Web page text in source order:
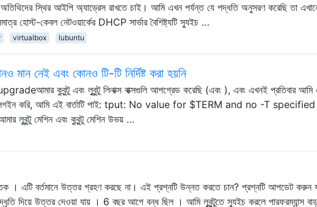
স্থির আইপি অ্যাড্রেস রাখতে চাই। আমি এখন পর্যন্ত যে পদ্ধতি অনুসরণ করেছি তা
হোস্ট-কেবল নেটওয়ার্কের DHCP সার্ভার বৈশিষ্ট্যটি স্যুইচ …
virtualbox lubuntu
নেই এবং কোনও টি-টি নির্দিষ্ট করা হয়নি
কুবুন্টু এবং লুবুন্টু লিনাক্স বাক্সগুলি আপগ্রেড করেছি (এবং ), এবং এখনই প্রতিবার আমি
লগইন করি, আমি এই বার্তাটি পাই: tput: No value for $TERM and no -T specified
আমার লুবুন্টু মেশিন এবং কুবুন্টু মেশিন উভয় …
। এটি বর্তমানে উত্তর গ্রহণ করছে না। এই প্রশ্নটি উন্নত করতে চান? প্রশ্নটি আপডেট করুন
দিয়ে উত্তর দেওয়া যায় । 6 বছর আগে বন্ধ ছিল । আমি লুবুন্টুতে স্যুইচ করলে পারফরম্যান্স